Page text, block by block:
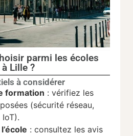
parmi les écoles
Lille ?
à considérer
formation : vérifiez les
(sécurité réseau,
: consultez les avis